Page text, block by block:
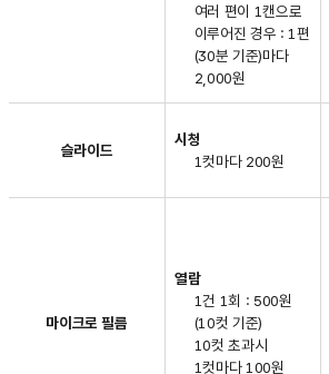
여러 편이 1캔으로
이루어진 경우 : 1편
(30분 기준)마다
2,000원
슬라이드
시청
1컷마다 200원
마이크로 필름
열람
1건 1회 : 500원
(10컷 기준)
10컷 초과시
1컷마다 100원